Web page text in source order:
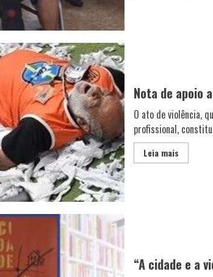
Nota de apoio
O ato de violência,
profissional,
Leia mais
“A cidade e a